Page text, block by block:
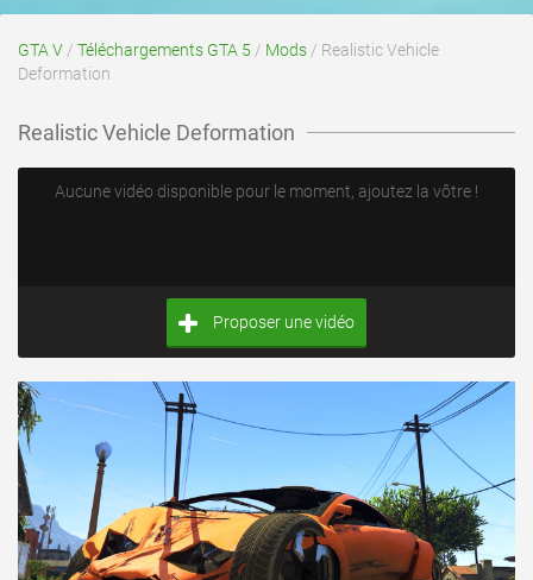
GTA V / Téléchargements GTA 5 / Mods / Realistic Vehicle
Deformation
Realistic Vehicle Deformation
Aucune vidéo disponible pour le moment, ajoutez la vôtre !
Proposer une vidéo